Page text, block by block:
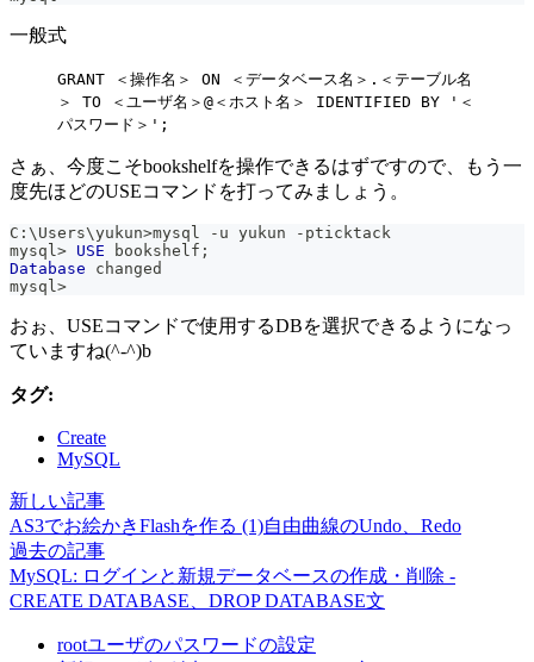
一般式
GRANT ＜操作名＞ ON ＜データベース名＞.＜テーブル名
＞ TO ＜ユーザ名＞@＜ホスト名＞ IDENTIFIED BY '＜
パスワード＞';
さぁ、今度こそbookshelfを操作できるはずですので、もう一
度先ほどのUSEコマンドを打ってみましょう。
C:\Users\yukun>mysql - u yukun - pticktack
mysql > USE bookshelf ;
Database changed
mysql >
おぉ、USEコマンドで使用するDBを選択できるようになっ
ていますね(^-^)b
タグ:
Create
MySQL
新しい記事
AS3でお絵かきFlashを作る (1)自由曲線のUndo、Redo
過去の記事
MySQL: ログインと新規データベースの作成・削除 -
CREATE DATABASE、DROP DATABASE文
rootユーザのパスワードの設定